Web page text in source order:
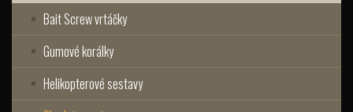
Bait Screw vrtáčky
Gumové korálky
Helikopterové sestavy